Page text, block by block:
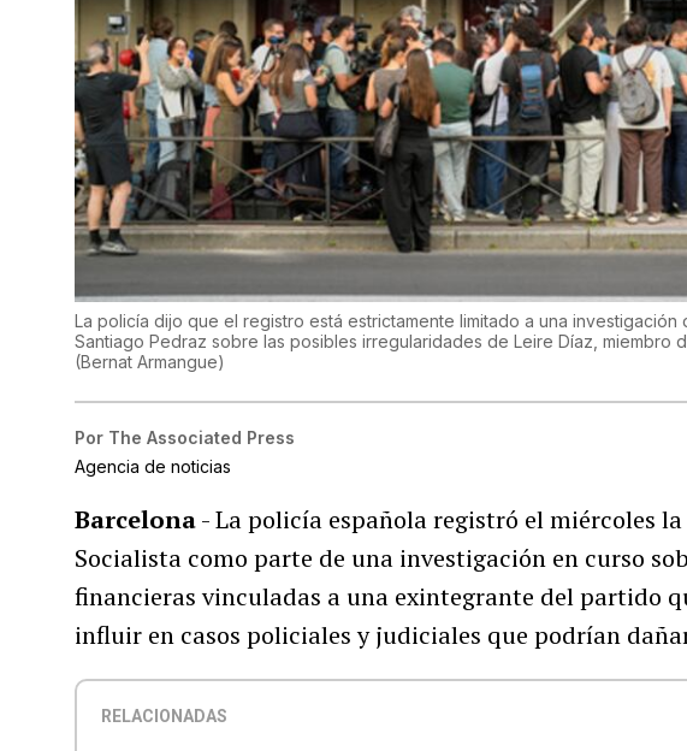
La policía dijo que el registro está estrictamente limitado a una
Santiago Pedraz sobre las posibles irregularidades de Leire Díaz, miembro
(Bernat Armangue)
Por The Associated Press
Agencia de noticias
Barcelona- La policía española registró el miércoles
Socialista como parte de una investigación en curso
financieras vinculadas a una exintegrante del partido
influir en casos policiales y judiciales que podrían
RELACIONADAS